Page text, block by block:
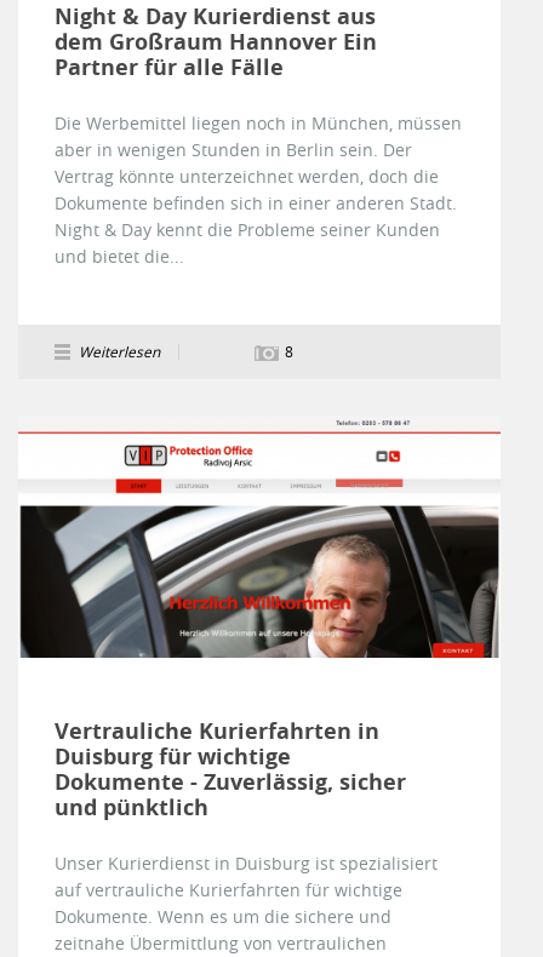
Night & Day Kurierdienst aus
dem Großraum Hannover Ein
Partner für alle Fälle
Die Werbemittel liegen noch in München, müssen
aber in wenigen Stunden in Berlin sein. Der
Vertrag könnte unterzeichnet werden, doch die
Dokumente befinden sich in einer anderen Stadt.
Night & Day kennt die Probleme seiner Kunden
und bietet die...
Weiterlesen 8
Vertrauliche Kurierfahrten in
Duisburg für wichtige
Dokumente - Zuverlässig, sicher
und pünktlich
Unser Kurierdienst in Duisburg ist spezialisiert
auf vertrauliche Kurierfahrten für wichtige
Dokumente. Wenn es um die sichere und
zeitnahe Übermittlung von vertraulichen